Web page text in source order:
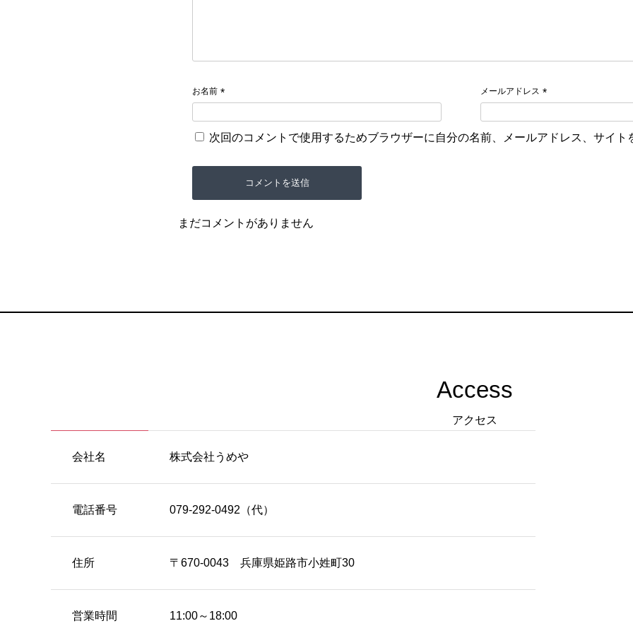
お名前 * メールアドレス *
次回のコメントで使用するためブラウザーに自分の名前、メールアドレス、サイト
まだコメントがありません
Access
アクセス
会社名 株式会社うめや
電話番号 079-292-0492（代）
住所 〒670-0043 兵庫県姫路市小姓町30
営業時間 11:00～18:00